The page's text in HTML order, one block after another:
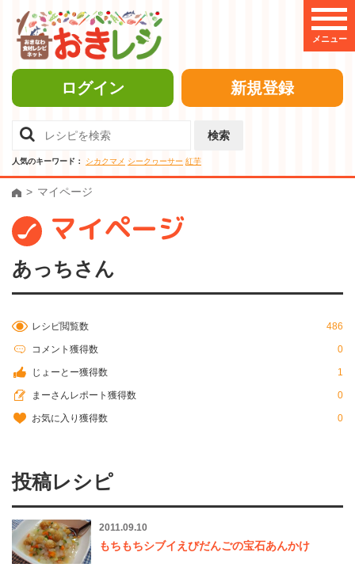
メニュー
ログイン 新規登録
検索
人気のキーワード： シカクマメ シークヮーサー 紅芋
マイページ
マイページ
あっちさん
レシピ閲覧数 486
コメント獲得数 0
じょーとー獲得数 1
まーさんレポート獲得数 0
お気に入り獲得数 0
投稿レシピ
2011.09.10
もちもちシブイえびだんごの宝石あんかけ